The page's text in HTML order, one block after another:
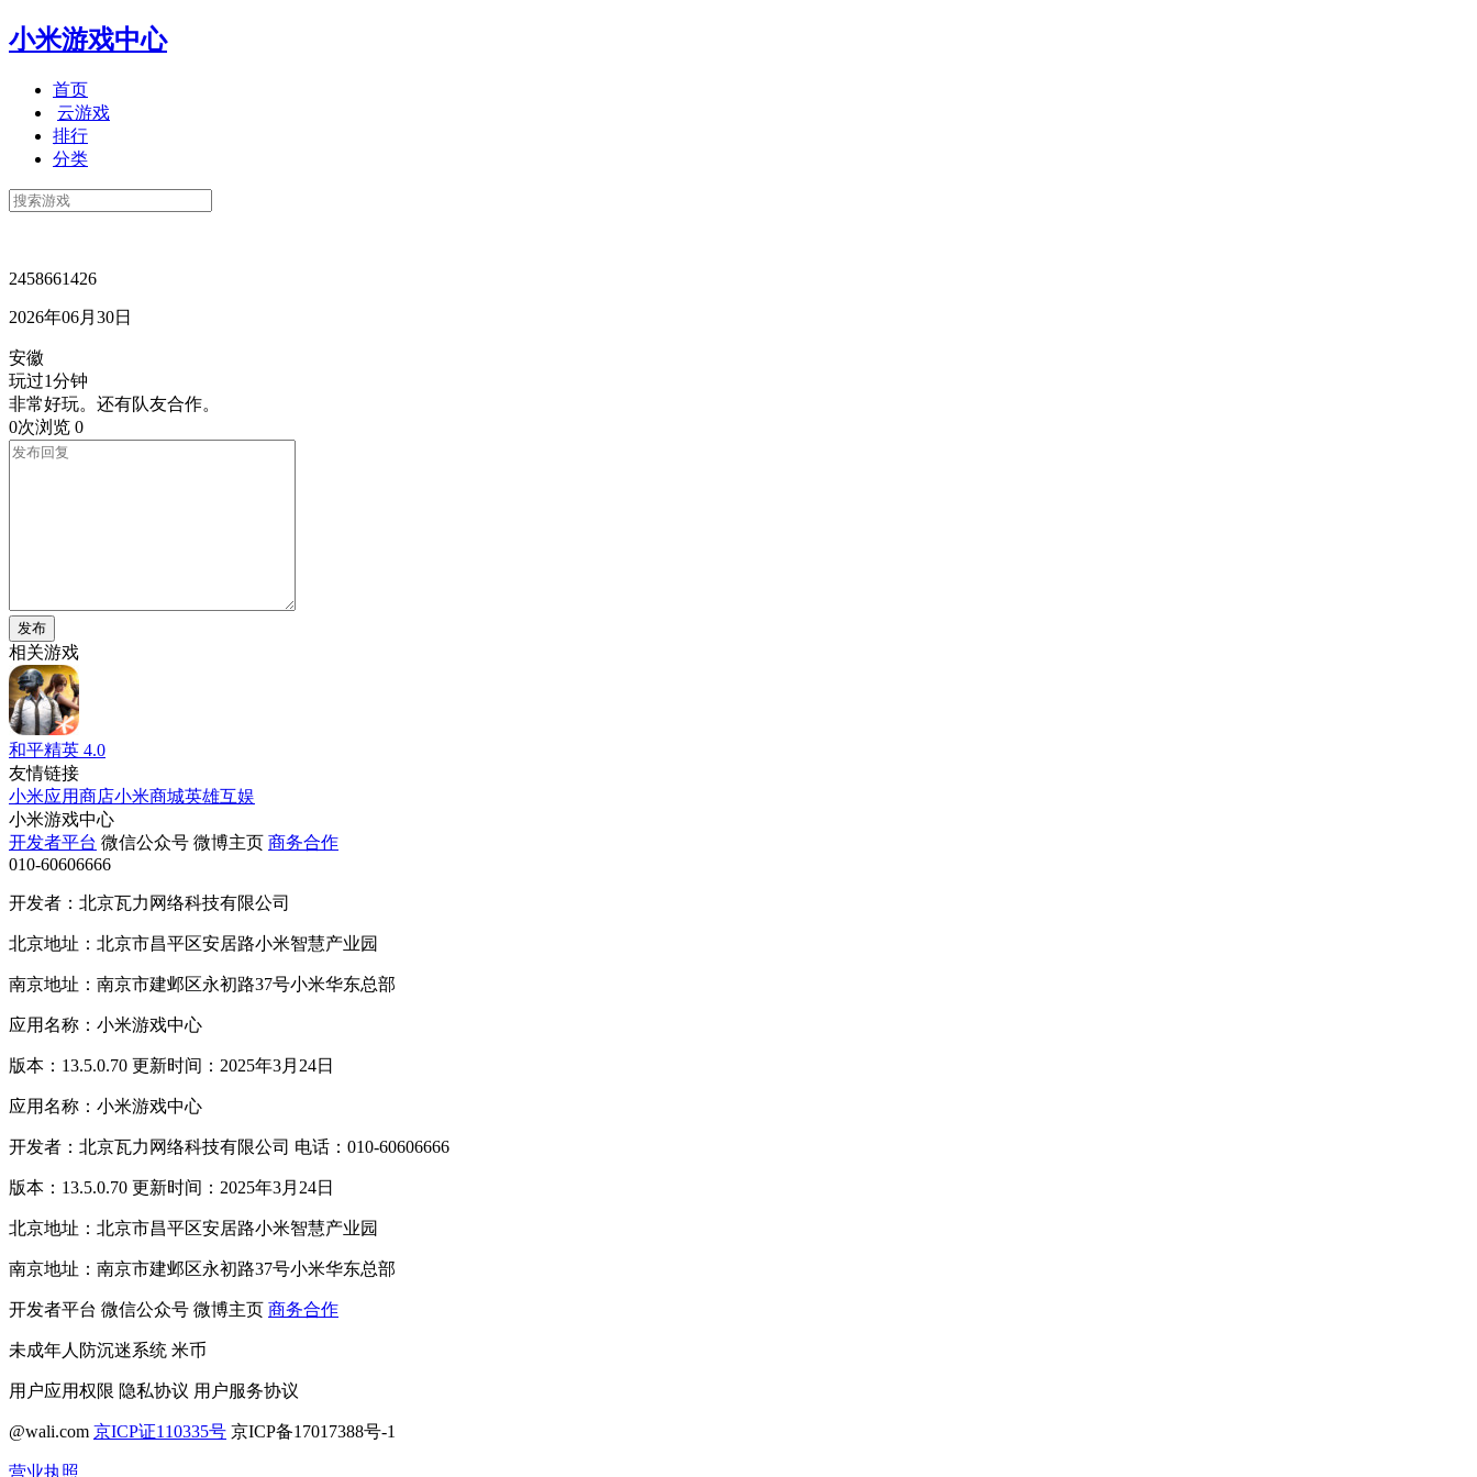
小米游戏中心
首页
云游戏
排行
分类
2458661426
2026年06月30日
安徽
玩过1分钟
非常好玩。还有队友合作。
0次浏览 0
发布
相关游戏
和平精英 4.0
友情链接
小米应用商店小米商城英雄互娱
小米游戏中心
开发者平台 微信公众号 微博主页 商务合作
010-60606666
开发者：北京瓦力网络科技有限公司
北京地址：北京市昌平区安居路小米智慧产业园
南京地址：南京市建邺区永初路37号小米华东总部
应用名称：小米游戏中心
版本：13.5.0.70 更新时间：2025年3月24日
应用名称：小米游戏中心
开发者：北京瓦力网络科技有限公司 电话：010-60606666
版本：13.5.0.70 更新时间：2025年3月24日
北京地址：北京市昌平区安居路小米智慧产业园
南京地址：南京市建邺区永初路37号小米华东总部
开发者平台 微信公众号 微博主页 商务合作
未成年人防沉迷系统 米币
用户应用权限 隐私协议 用户服务协议
@wali.com 京ICP证110335号 京ICP备17017388号-1
营业执照